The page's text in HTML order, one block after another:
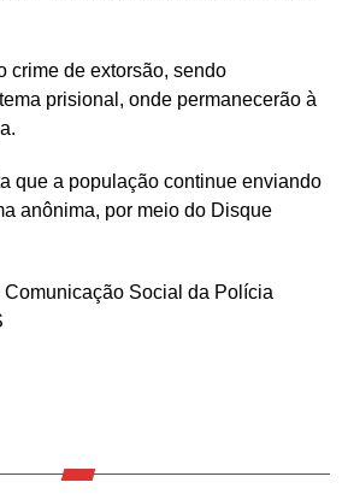
crime de extorsão, sendo
prisional, onde permanecerão à
que a população continue enviando
anônima, por meio do Disque
Comunicação Social da Polícia